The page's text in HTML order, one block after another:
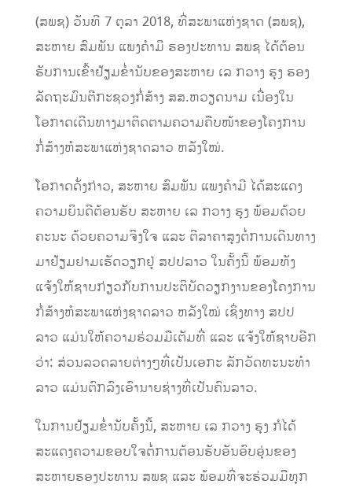
(ສພຊ) ວັນທີ 7 ຕຸລາ 2018, ທີ່ສະພາແຫ່ງຊາດ (ສພຊ),
ສະຫາຍ ສົມພັນ ແພງຄໍາມີ ຮອງປະທານ ສພຊ ໄດ້ຕ້ອນ
ຮັບການເຂົ້າຢ້ຽມຂໍ່ານັບຂອງສະຫາຍ ເລ ກວາງ ຮຸງ ຮອງ
ລັດຖະມົນຕີກະຊວງກໍ່ສ້າງ ສສ.ຫວຽດນາມ ເນື່ອງໃນ
ໂອກາດເດີນທາງມາຕິດຕາມຄວາມຄືບໜ້າຂອງໂຄງການ
ກໍ່ສ້າງຫໍສະພາແຫ່ງຊາດລາວ ຫລັງໃໝ່.
ໂອກາດດັ່ງກ່າວ, ສະຫາຍ ສົມພັນ ແພງຄໍາມີ ໄດ້ສະແດງ
ຄວາມຍິນດີຕ້ອນຮັບ ສະຫາຍ ເລ ກວາງ ຮຸງ ພ້ອມດ້ວຍ
ຄະນະ ດ້ວຍຄວາມຈິງໃຈ ແລະ ຕີລາຄາສູງຕໍ່ການເດີນທາງ
ມາຢ້ຽມຢາມເຮັດວຽກຢູ່ ສປປລາວ ໃນຄັ້ງນີ້ ພ້ອມທັງ
ແຈ້ງໃຫ້ຊາບກ່ຽວກັບການປະຕິບັດວຽກງານຂອງໂຄງການ
ກໍ່ສ້າງຫໍສະພາແຫ່ງຊາດລາວ ຫລັງໃໝ່ ເຊິ່ງທາງ ສປປ
ລາວ ແມ່ນໃຫ້ຄວາມຮ່ວມມືເຕັມທີ່ ແລະ ແຈ້ງໃຫ້ຊາບອີກ
ວ່າ: ສ່ວນລວດລາຍຕ່າງໆທີ່ເປັນເອກະ ລັກວັດທະນະທໍາ
ລາວ ແມ່ນຕົກລົງເອົານາຍຊ່າງທີ່ເປັນຄົນລາວ.
ໃນການຢ້ຽມຂໍ່ານັບຄັ້ງນີ້, ສະຫາຍ ເລ ກວາງ ຮຸງ ກໍໄດ້
ສະແດງຄວາມຂອບໃຈຕໍ່ການຕ້ອນຮັບອັນອົບອຸ່ນຂອງ
ສະຫາຍຮອງປະທານ ສພຊ ແລະ ພ້ອມທີ່ຈະຮ່ວມມືທຸກ